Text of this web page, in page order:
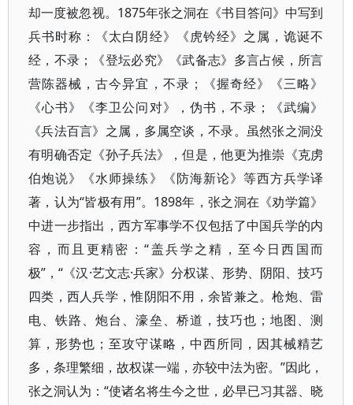
却一度被忽视。1875年张之洞在《书目答问》中写到
兵书时称：《太白阴经》《虎钤经》之属，诡诞不
经，不录；《登坛必究》《武备志》多言占候，所言
营陈器械，古今异宜，不录；《握奇经》《三略》
《心书》《李卫公问对》，伪书，不录；《武编》
《兵法百言》之属，多属空谈，不录。虽然张之洞没
有明确否定《孙子兵法》，但是，他更为推崇《克虏
伯炮说》《水师操练》《防海新论》等西方兵学译
著，认为“皆极有用”。1898年，张之洞在《劝学篇》
中进一步指出，西方军事学不仅包括了中国兵学的内
容，而且更精密：“盖兵学之精，至今日西国而
极”，“《汉·艺文志·兵家》分权谋、形势、阴阳、技巧
四类，西人兵学，惟阴阳不用，余皆兼之。枪炮、雷
电、铁路、炮台、濠垒、桥道，技巧也；地图、测
算，形势也；至攻守谋略，中西所同，因其械精艺
多，条理繁细，故权谋一端，亦较中法为密。”因此，
张之洞认为：“使诸名将生今之世，必早已习其器、晓